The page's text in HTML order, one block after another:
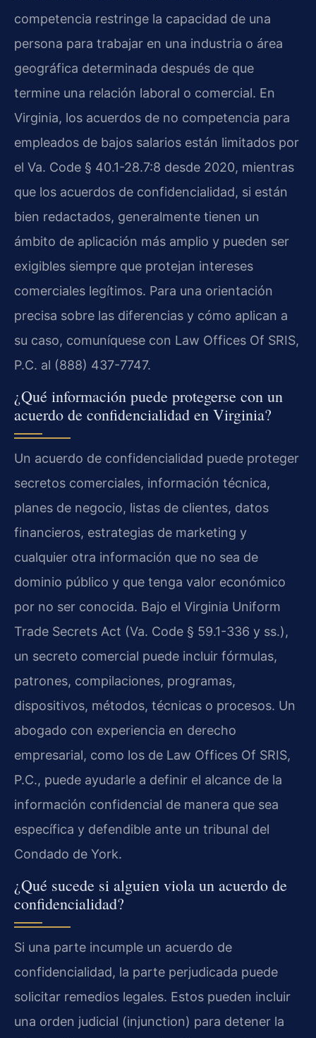
competencia restringe la capacidad de una
persona para trabajar en una industria o área
geográfica determinada después de que
termine una relación laboral o comercial. En
Virginia, los acuerdos de no competencia para
empleados de bajos salarios están limitados por
el Va. Code § 40.1-28.7:8 desde 2020, mientras
que los acuerdos de confidencialidad, si están
bien redactados, generalmente tienen un
ámbito de aplicación más amplio y pueden ser
exigibles siempre que protejan intereses
comerciales legítimos. Para una orientación
precisa sobre las diferencias y cómo aplican a
su caso, comuníquese con Law Offices Of SRIS,
P.C. al (888) 437-7747.
¿Qué información puede protegerse con un
acuerdo de confidencialidad en Virginia?
Un acuerdo de confidencialidad puede proteger
secretos comerciales, información técnica,
planes de negocio, listas de clientes, datos
financieros, estrategias de marketing y
cualquier otra información que no sea de
dominio público y que tenga valor económico
por no ser conocida. Bajo el Virginia Uniform
Trade Secrets Act (Va. Code § 59.1-336 y ss.),
un secreto comercial puede incluir fórmulas,
patrones, compilaciones, programas,
dispositivos, métodos, técnicas o procesos. Un
abogado con experiencia en derecho
empresarial, como los de Law Offices Of SRIS,
P.C., puede ayudarle a definir el alcance de la
información confidencial de manera que sea
específica y defendible ante un tribunal del
Condado de York.
¿Qué sucede si alguien viola un acuerdo de
confidencialidad?
Si una parte incumple un acuerdo de
confidencialidad, la parte perjudicada puede
solicitar remedios legales. Estos pueden incluir
una orden judicial (injunction) para detener la